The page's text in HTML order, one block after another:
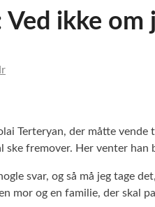
Ved ikke
Terteryan, der måtte
ske fremover. Her venter han
svar, og så må jeg tage
mor og en familie, der skal